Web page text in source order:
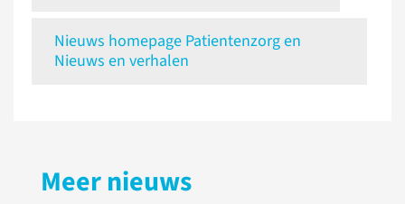
Nieuws homepage Patientenzorg en
Nieuws en verhalen
Meer nieuws